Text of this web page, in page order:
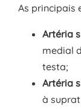
As principais
Artéria
medial
testa;
Artéria
à